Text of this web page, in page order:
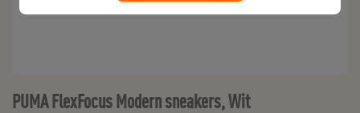
PUMA FlexFocus Modern sneakers, Wit